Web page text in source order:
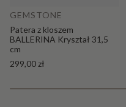
GEMSTONE
Patera z kloszem
BALLERINA Kryształ 31,5
cm
299,00 zł